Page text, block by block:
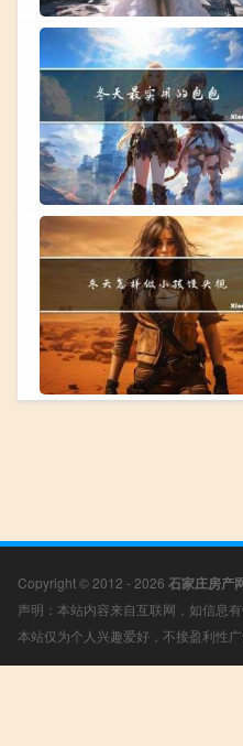
Copyright © 2012 - 2026 石家庄房产
声明：本站内容来自互联网，如信息
本站仅为个人兴趣爱好，不接盈利性